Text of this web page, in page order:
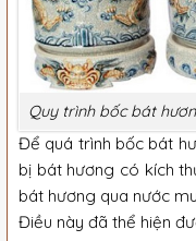
Quy trình bốc bát
Để quá trình bốc bát
bị bát hương có kích
bát hương qua nước
Điều này đã thể hiện